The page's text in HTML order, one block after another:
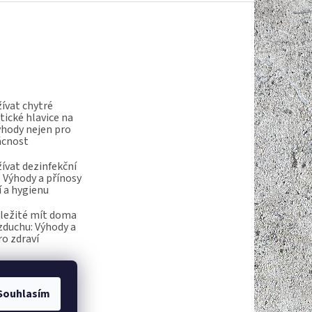
chytré
hlavice na
nejen pro
dezinfekční
a přínosy
hygienu
mít doma
Výhody a
zdraví